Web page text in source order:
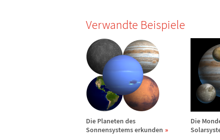
Verwandte Beispiele
Die Planeten des
Sonnensystems erkunden
Die